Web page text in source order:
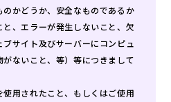
かどうか、安全なものであるか
、エラーが発生しないこと、欠
サイト及びサーバーにコンピュ
ないこと、等）等につきまして
用されたこと、もしくはご使用